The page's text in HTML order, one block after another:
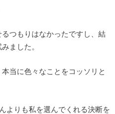
つもりはなかったですし、結
ました。
当に色々なことをコッソリと
よりも私を選んでくれる決断を